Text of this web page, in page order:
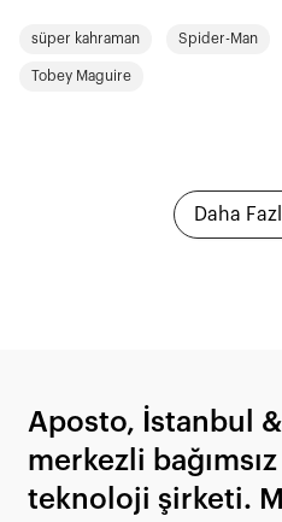
ettiğini gösteriyor: İnsanlar gerçek
tanışsalar onu yine de severler miydi?
süper kahraman Spider-Man
Tobey Maguire
Daha
Aposto, İstanbul
merkezli
teknoloji şirketi.